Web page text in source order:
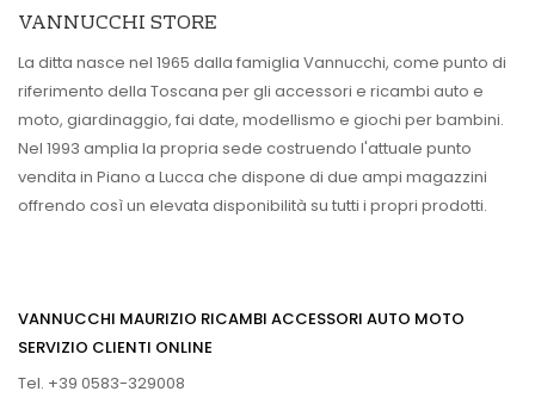
VANNUCCHI STORE
La ditta nasce nel 1965 dalla famiglia Vannucchi, come punto di
riferimento della Toscana per gli accessori e ricambi auto e
moto, giardinaggio, fai date, modellismo e giochi per bambini.
Nel 1993 amplia la propria sede costruendo l'attuale punto
vendita in Piano a Lucca che dispone di due ampi magazzini
offrendo così un elevata disponibilità su tutti i propri prodotti.
VANNUCCHI MAURIZIO RICAMBI ACCESSORI AUTO MOTO
SERVIZIO CLIENTI ONLINE
Tel. +39 0583-329008